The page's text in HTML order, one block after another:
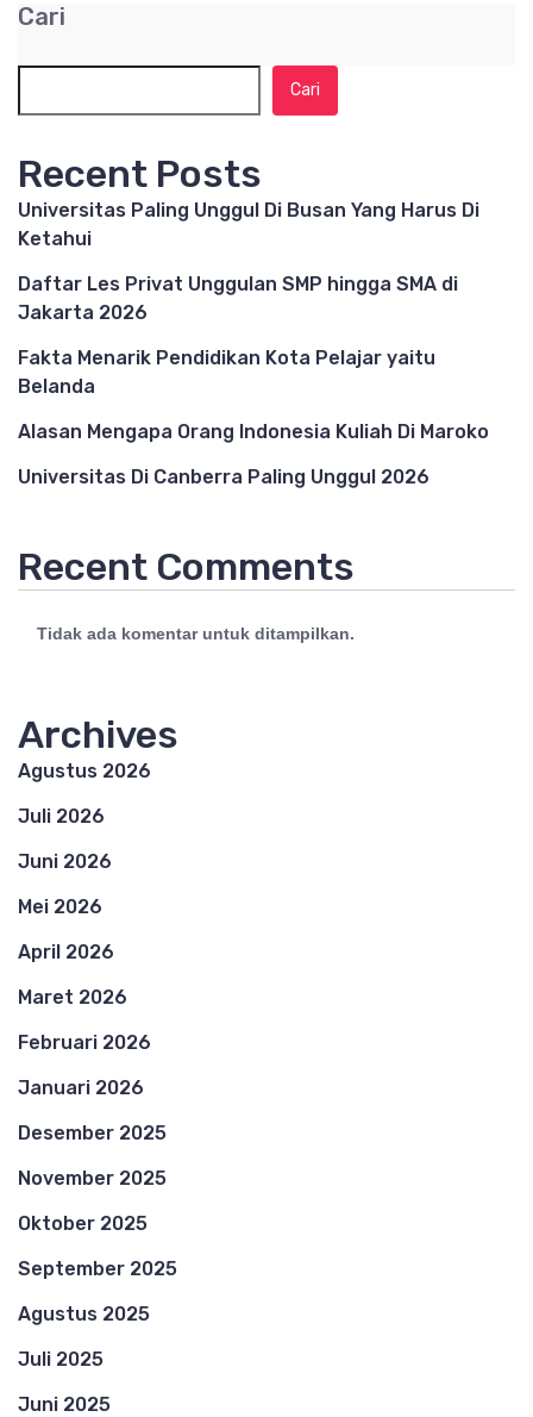
Cari
Cari
Recent Posts
Universitas Paling Unggul Di Busan Yang Harus Di
Ketahui
Daftar Les Privat Unggulan SMP hingga SMA di
Jakarta 2026
Fakta Menarik Pendidikan Kota Pelajar yaitu
Belanda
Alasan Mengapa Orang Indonesia Kuliah Di Maroko
Universitas Di Canberra Paling Unggul 2026
Recent Comments
Tidak ada komentar untuk ditampilkan.
Archives
Agustus 2026
Juli 2026
Juni 2026
Mei 2026
April 2026
Maret 2026
Februari 2026
Januari 2026
Desember 2025
November 2025
Oktober 2025
September 2025
Agustus 2025
Juli 2025
Juni 2025